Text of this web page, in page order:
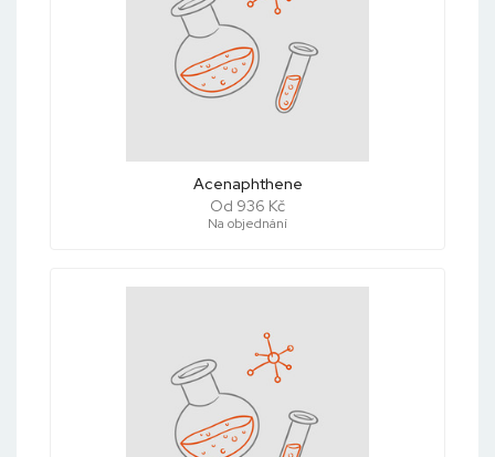
Acenaphthene
Od 936 Kč
Na objednání